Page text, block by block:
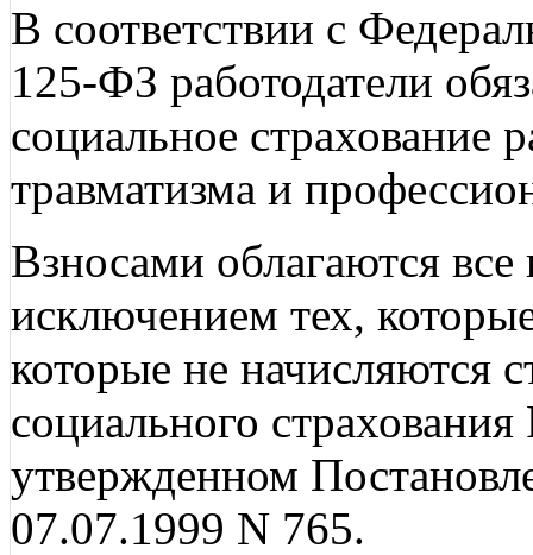
В соответствии с
125-ФЗ работодатели
социальное страхование
травматизма и
Взносами облагаются
исключением тех,
которые не начисляются
социального
утвержденном
07.07.1999 N 765.